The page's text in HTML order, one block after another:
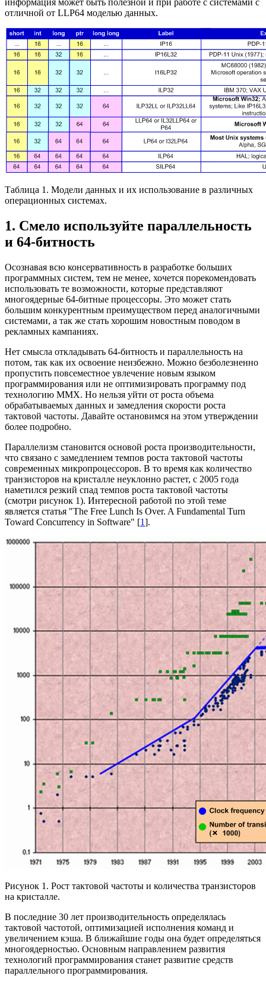
информация может быть полезной и при работе с системами с
отличной от LLP64 моделью данных.
Таблица 1. Модели данных и их использование в различных
операционных системах.
1. Смело используйте параллельность
и 64-битность
Осознавая всю консервативность в разработке больших
программных систем, тем не менее, хочется порекомендовать
использовать те возможности, которые представляют
многоядерные 64-битные процессоры. Это может стать
большим конкурентным преимуществом перед аналогичными
системами, а так же стать хорошим новостным поводом в
рекламных кампаниях.
Нет смысла откладывать 64-битность и параллельность на
потом, так как их освоение неизбежно. Можно безболезненно
пропустить повсеместное увлечение новым языком
программирования или не оптимизировать программу под
технологию MMX. Но нельзя уйти от роста объема
обрабатываемых данных и замедления скорости роста
тактовой частоты. Давайте остановимся на этом утверждении
более подробно.
Параллелизм становится основой роста производительности,
что связано с замедлением темпов роста тактовой частоты
современных микропроцессоров. В то время как количество
транзисторов на кристалле неуклонно растет, с 2005 года
наметился резкий спад темпов роста тактовой частоты
(смотри рисунок 1). Интересной работой по этой теме
является статья "The Free Lunch Is Over. A Fundamental Turn
Toward Concurrency in Software" [1].
Рисунок 1. Рост тактовой частоты и количества транзисторов
на кристалле.
В последние 30 лет производительность определялась
тактовой частотой, оптимизацией исполнения команд и
увеличением кэша. В ближайшие годы она будет определяться
многоядерностью. Основным направлением развития
технологий программирования станет развитие средств
параллельного программирования.